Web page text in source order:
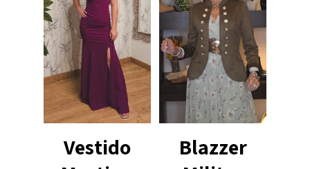
Vestido
Blazzer